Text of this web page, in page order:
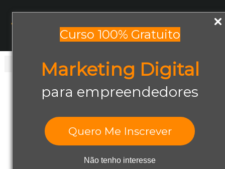
Curso 100% Gratuito
Marketing Digital
para empreendedores
Quero Me Inscrever
Não tenho interesse
Abrir negócio
Design Gráfico
Todos os posts